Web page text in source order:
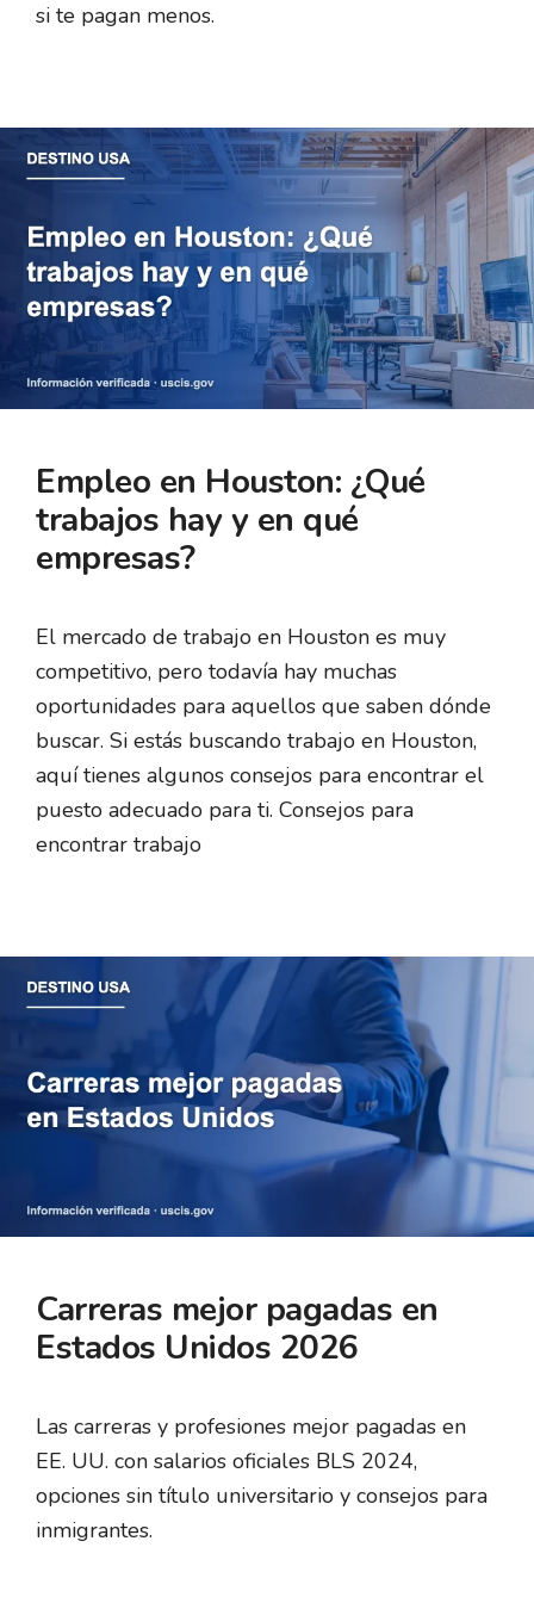
si te pagan menos.
Empleo en Houston: ¿Qué
trabajos hay y en qué
empresas?
El mercado de trabajo en Houston es muy
competitivo, pero todavía hay muchas
oportunidades para aquellos que saben dónde
buscar. Si estás buscando trabajo en Houston,
aquí tienes algunos consejos para encontrar el
puesto adecuado para ti. Consejos para
encontrar trabajo
Carreras mejor pagadas en
Estados Unidos 2026
Las carreras y profesiones mejor pagadas en
EE. UU. con salarios oficiales BLS 2024,
opciones sin título universitario y consejos para
inmigrantes.